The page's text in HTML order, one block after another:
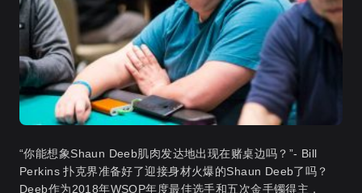
“你能想象Shaun Deeb肌肉发达地出现在赌桌边吗？”- Bill
Perkins 扑克界准备好了迎接身材火爆的Shaun Deeb了吗？
Deeb作为2018年WSOP年度最佳选手和五次金手镯得主，